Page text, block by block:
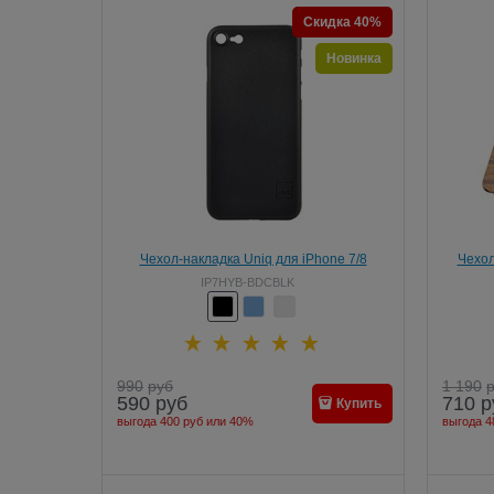
Чехол-накладка Uniq для iPhone 7/8
Bodycon, цвет "черный" (IP7HYB-BDCBLK)
IP7HYB-BDCBLK
Скидка 40%
Новинка
990 руб
590 руб
выгода 400 руб или 40%
Купить
1 190
710
выгода